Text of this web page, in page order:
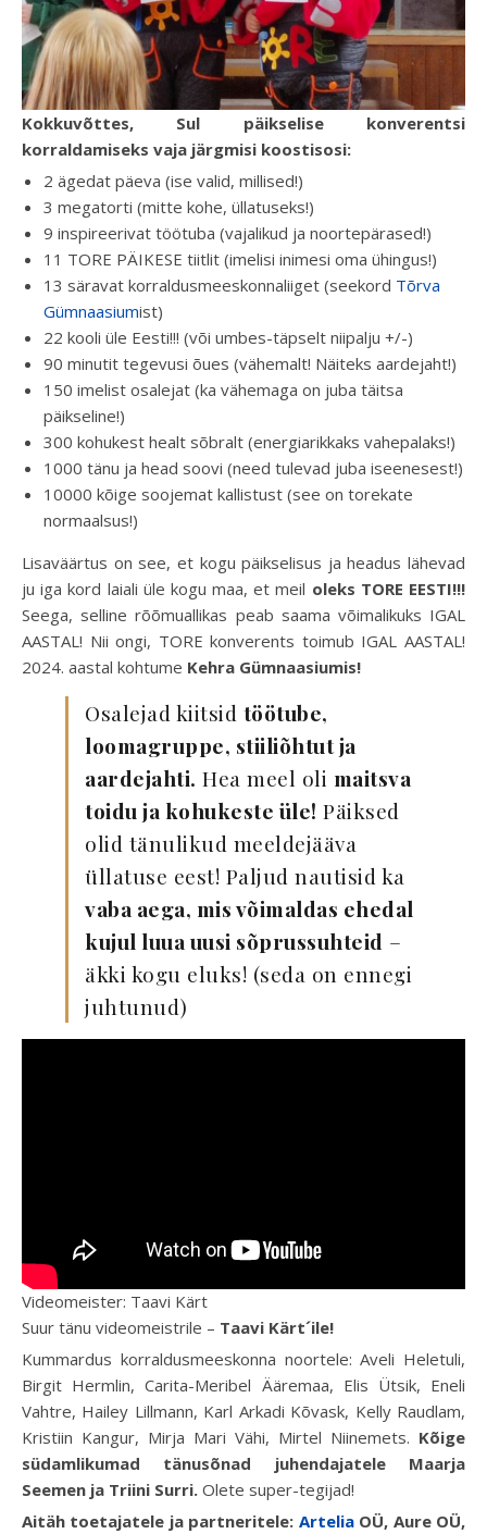
Kokkuvõttes, Sul päikselise konverentsi
korraldamiseks vaja järgmisi koostisosi:
2 ägedat päeva (ise valid, millised!)
3 megatorti (mitte kohe, üllatuseks!)
9 inspireerivat töötuba (vajalikud ja noortepärased!)
11 TORE PÄIKESE tiitlit (imelisi inimesi oma ühingus!)
13 säravat korraldusmeeskonnaliiget (seekord Tõrva
Gümnaasiumist)
22 kooli üle Eesti!!! (või umbes-täpselt niipalju +/-)
90 minutit tegevusi õues (vähemalt! Näiteks aardejaht!)
150 imelist osalejat (ka vähemaga on juba täitsa
päikseline!)
300 kohukest healt sõbralt (energiarikkaks vahepalaks!)
1000 tänu ja head soovi (need tulevad juba iseenesest!)
10000 kõige soojemat kallistust (see on torekate
normaalsus!)
Lisaväärtus on see, et kogu päikselisus ja headus lähevad
ju iga kord laiali üle kogu maa, et meil oleks TORE EESTI!!!
Seega, selline rõõmuallikas peab saama võimalikuks IGAL
AASTAL! Nii ongi, TORE konverents toimub IGAL AASTAL!
2024. aastal kohtume Kehra Gümnaasiumis!
Osalejad kiitsid töötube,
loomagruppe, stiiliõhtut ja
aardejahti. Hea meel oli maitsva
toidu ja kohukeste üle! Päiksed
olid tänulikud meeldejääva
üllatuse eest! Paljud nautisid ka
vaba aega, mis võimaldas ehedal
kujul luua uusi sõprussuhteid –
äkki kogu eluks! (seda on ennegi
juhtunud)
Videomeister: Taavi Kärt
Suur tänu videomeistrile – Taavi Kärt´ile!
Kummardus korraldusmeeskonna noortele: Aveli Heletuli,
Birgit Hermlin, Carita-Meribel Ääremaa, Elis Ütsik, Eneli
Vahtre, Hailey Lillmann, Karl Arkadi Kõvask, Kelly Raudlam,
Kristiin Kangur, Mirja Mari Vähi, Mirtel Niinemets. Kõige
südamlikumad tänusõnad juhendajatele Maarja
Seemen ja Triini Surri. Olete super-tegijad!
Aitäh toetajatele ja partneritele: ArteliaOÜ, Aure OÜ,